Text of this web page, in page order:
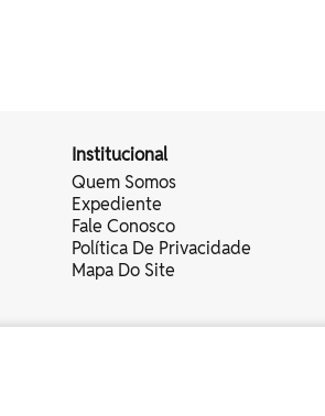
Institucional
Quem Somos
Expediente
Fale Conosco
Política De Privacidade
Mapa Do Site